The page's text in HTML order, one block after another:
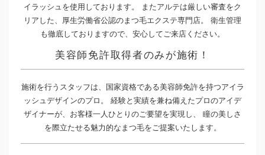
イラッシュを使用しております。 またアルテは厳しい審査をク
リアした、厚生労働省公認のまつ毛エクステ専門店。 衛生管理
も徹底しておりますので、安心してご来店ください。
美容師免許取得者のみが施術！
施術を行うスタッフは、国家資格である美容師免許を持つアイラ
ッシュデザインのプロ。 経験と実績を兼ね備えたプロのアイデ
ザイナーが、お客様一人ひとりのご要望を実現し、 瞳の美しさ
を際立たせる魅力的なまつ毛をご提案いたします。